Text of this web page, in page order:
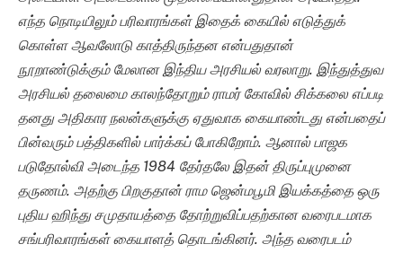
எந்த நொடியிலும் பரிவாரங்கள் இதைக் கையில் எடுத்துக்
கொள்ள ஆவலோடு காத்திருந்தன என்பதுதான்
நூறாண்டுக்கும் மேலான இந்திய அரசியல் வரலாறு. இந்துத்துவ
அரசியல் தலைமை காலந்தோறும் ராமர் கோவில் சிக்கலை எப்படி
தனது அதிகார நலன்களுக்கு ஏதுவாக கையாண்டது என்பதைப்
பின்வரும் பத்திகளில் பார்க்கப் போகிறோம். ஆனால் பாஜக
படுதோல்வி அடைந்த 1984 தேர்தலே இதன் திருப்புமுனை
தருணம். அதற்கு பிறகுதான் ராம ஜென்மபூமி இயக்கத்தை ஒரு
புதிய ஹிந்து சமுதாயத்தை தோற்றுவிப்பதற்கான வரைபடமாக
சங்பரிவாரங்கள் கையாளத் தொடங்கினர். அந்த வரைபடம்